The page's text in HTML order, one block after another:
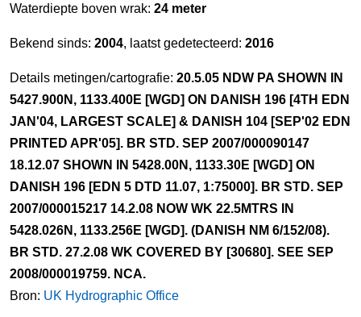
Waterdiepte boven wrak: 24 meter
Bekend sinds: 2004, laatst gedetecteerd: 2016
Details metingen/cartografie: 20.5.05 NDW PA SHOWN IN
5427.900N, 1133.400E [WGD] ON DANISH 196 [4TH EDN
JAN'04, LARGEST SCALE] & DANISH 104 [SEP'02 EDN
PRINTED APR'05]. BR STD. SEP 2007/000090147
18.12.07 SHOWN IN 5428.00N, 1133.30E [WGD] ON
DANISH 196 [EDN 5 DTD 11.07, 1:75000]. BR STD. SEP
2007/000015217 14.2.08 NOW WK 22.5MTRS IN
5428.026N, 1133.256E [WGD]. (DANISH NM 6/152/08).
BR STD. 27.2.08 WK COVERED BY [30680]. SEE SEP
2008/000019759. NCA.
Bron: UK Hydrographic Office